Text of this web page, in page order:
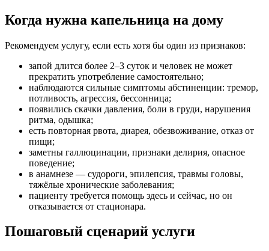
Когда нужна капельница на дому
Рекомендуем услугу, если есть хотя бы один из признаков:
запой длится более 2–3 суток и человек не может
прекратить употребление самостоятельно;
наблюдаются сильные симптомы абстиненции: тремор,
потливость, агрессия, бессонница;
появились скачки давления, боли в груди, нарушения
ритма, одышка;
есть повторная рвота, диарея, обезвоживание, отказ от
пищи;
заметны галлюцинации, признаки делирия, опасное
поведение;
в анамнезе — судороги, эпилепсия, травмы головы,
тяжёлые хронические заболевания;
пациенту требуется помощь здесь и сейчас, но он
отказывается от стационара.
Пошаговый сценарий услуги